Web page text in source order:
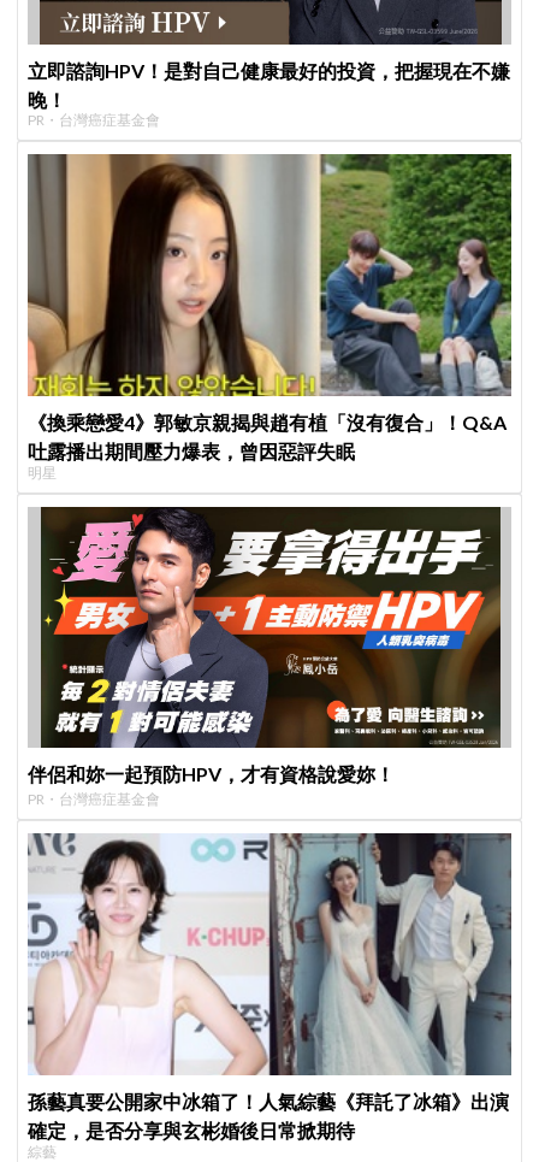
立即諮詢HPV！是對自己健康最好的投資，把握現在不嫌
晚！
PR・台灣癌症基金會
《換乘戀愛4》郭敏京親揭與趙有植「沒有復合」！Q&A
吐露播出期間壓力爆表，曾因惡評失眠
明星
伴侶和妳一起預防HPV，才有資格說愛妳！
PR・台灣癌症基金會
孫藝真要公開家中冰箱了！人氣綜藝《拜託了冰箱》出演
確定，是否分享與玄彬婚後日常掀期待
綜藝